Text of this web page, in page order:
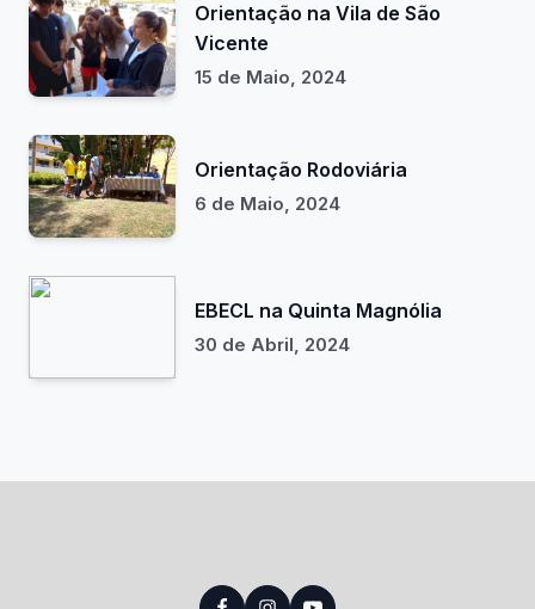
Orientação na Vila de São
Vicente
15 de Maio, 2024
Orientação Rodoviária
6 de Maio, 2024
EBECL na Quinta Magnólia
30 de Abril, 2024